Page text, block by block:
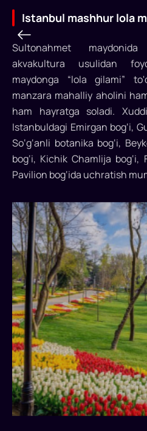
Istanbul
mashhur
lola
mavsumiga
tayyor
mavsumi
Istanbulga
bahor
kelganidan
darak
beradi.
Har
aprel
oyida
Istanbulning
eng
mashhur
joylari
rang-
Istanbul mashhur lola
Sultonahmet
akvakultura usulidan
maydonga “lola gilami”
manzara mahalliy aholini
ham hayratga soladi.
Istanbuldagi Emirgan bog‘i,
So‘g‘anli botanika bog‘i,
bog‘i, Kichik Chamlija bog‘i,
Pavilion bog‘ida uchratish